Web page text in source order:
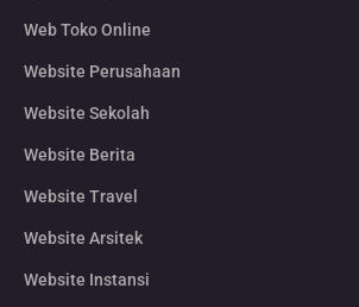
Web Toko Online
Website Perusahaan
Website Sekolah
Website Berita
Website Travel
Website Arsitek
Website Instansi